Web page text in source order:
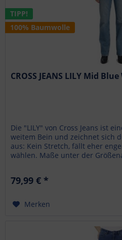
TIPP!
100% Baumwolle
CROSS JEANS LILY Mid
Die "LILY" von Cross Jeans ist
weitem Bein und zeichnet sich
aus: Kein Stretch, fällt eher
wählen. Maße unter der
79,99 € *
Merken